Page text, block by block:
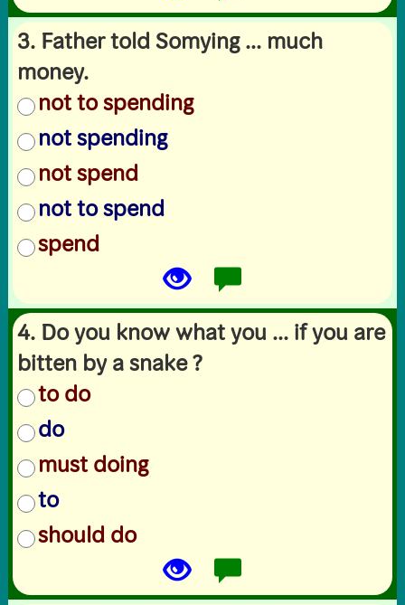
3. Father told Somying ... much
money.
not to spending
not spending
not spend
not to spend
spend
4. Do you know what you ... if you are
bitten by a snake ?
to do
do
must doing
to
should do